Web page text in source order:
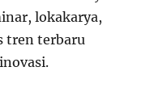
lokakarya,
tren terbaru